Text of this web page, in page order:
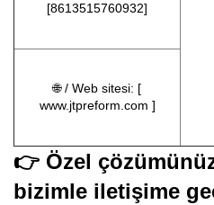
[8613515760932]
🌐 / Web sitesi: [
www.jtpreform.com ]
👉 Özel
bizimle iletişime